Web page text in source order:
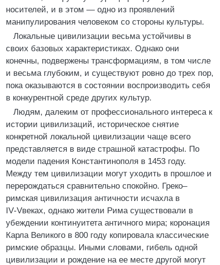
носителей, и в этом — одно из проявлений
манипулирования человеком со стороны культуры.
Локальные цивилизации весьма устойчивы в
своих базовых характеристиках. Однако они
конечны, подвержены трансформациям, в том числе
и весьма глубоким, и существуют ровно до трех пор,
пока оказываются в состоянии воспроизводить себя
в конкурентной среде других культур.
Людям, далеким от профессионального интереса к
истории цивилизаций, историческое снятие
конкретной локальной цивилизации чаще всего
представляется в виде страшной катастрофы. По
модели падения Константинополя в 1453 году.
Между тем цивилизации могут уходить в прошлое и
перерождаться сравнительно спокойно. Греко–
римская цивилизация античности исчахла в
IV‑Vвеках, однако жители Рима существовали в
убеждении континуитета античного мира; коронация
Карла Великого в 800 году копировала классические
римские образцы. Иными словами, гибель одной
цивилизации и рождение на ее месте другой могут